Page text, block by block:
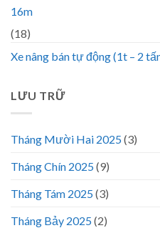
16m
(18)
Xe nâng bán tự động (1t – 2
LƯU TRỮ
Tháng Mười Hai 2025(3)
Tháng Chín 2025(9)
Tháng Tám 2025(3)
Tháng Bảy 2025(2)